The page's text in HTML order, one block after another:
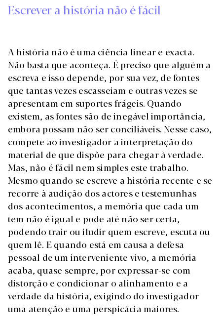
Escrever a história não é fácil
A história não é uma ciência linear e exacta.
Não basta que aconteça. É preciso que alguém a
escreva e isso depende, por sua vez, de fontes
que tantas vezes escasseiam e outras vezes se
apresentam em suportes frágeis. Quando
existem, as fontes são de inegável importância,
embora possam não ser conciliáveis. Nesse caso,
compete ao investigador a interpretação do
material de que dispõe para chegar à verdade.
Mas, não é fácil nem simples este trabalho.
Mesmo quando se escreve a história recente e se
recorre à audição dos actores e testemunhas
dos acontecimentos, a memória que cada um
tem não é igual e pode até não ser certa,
podendo trair ou iludir quem escreve, escuta ou
quem lê. E quando está em causa a defesa
pessoal de um interveniente vivo, a memória
acaba, quase sempre, por expressar-se com
distorção e condicionar o alinhamento e a
verdade da história, exigindo do investigador
uma atenção e uma perspicácia maiores.